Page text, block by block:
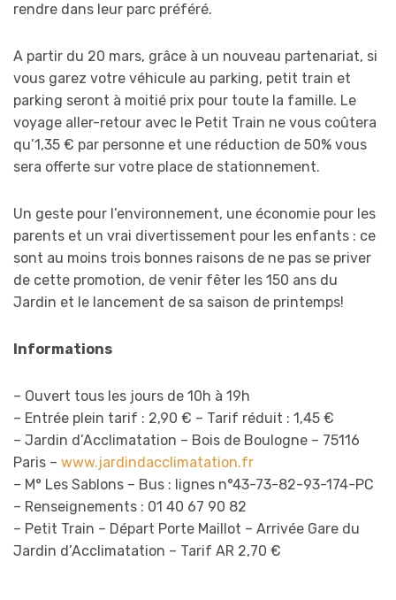
rendre dans leur parc préféré.
A partir du 20 mars, grâce à un nouveau partenariat, si
vous garez votre véhicule au parking, petit train et
parking seront à moitié prix pour toute la famille. Le
voyage aller-retour avec le Petit Train ne vous coûtera
qu’1,35 € par personne et une réduction de 50% vous
sera offerte sur votre place de stationnement.
Un geste pour l’environnement, une économie pour les
parents et un vrai divertissement pour les enfants : ce
sont au moins trois bonnes raisons de ne pas se priver
de cette promotion, de venir fêter les 150 ans du
Jardin et le lancement de sa saison de printemps!
Informations
– Ouvert tous les jours de 10h à 19h
– Entrée plein tarif : 2,90 € – Tarif réduit : 1,45 €
– Jardin d’Acclimatation – Bois de Boulogne – 75116
Paris – www.jardindacclimatation.fr
– M° Les Sablons – Bus : lignes n°43-73-82-93-174-PC
– Renseignements : 01 40 67 90 82
– Petit Train – Départ Porte Maillot – Arrivée Gare du
Jardin d’Acclimatation – Tarif AR 2,70 €